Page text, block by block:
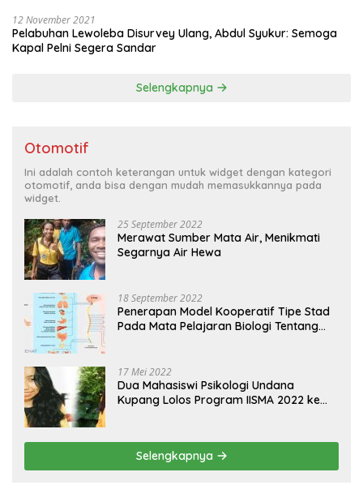
12 November 2021
Pelabuhan Lewoleba Disurvey Ulang, Abdul Syukur: Semoga
Kapal Pelni Segera Sandar
Selengkapnya
Otomotif
Ini adalah contoh keterangan untuk widget dengan kategori
otomotif, anda bisa dengan mudah memasukkannya pada
widget.
25 September 2022
Merawat Sumber Mata Air, Menikmati
Segarnya Air Hewa
18 September 2022
Penerapan Model Kooperatif Tipe Stad
Pada Mata Pelajaran Biologi Tentang
17 Mei 2022
Dua Mahasiswi Psikologi Undana
Kupang Lolos Program IISMA 2022 ke
Selengkapnya